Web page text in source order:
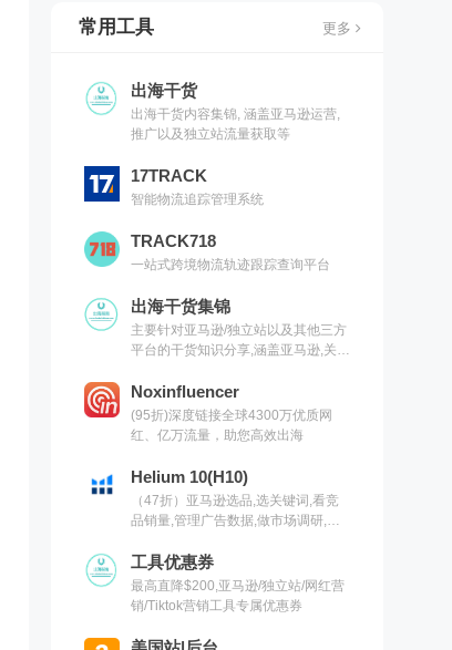
常用工具 更多
出海干货
出海干货内容集锦, 涵盖亚马逊运营,
推广以及独立站流量获取等
17TRACK
智能物流追踪管理系统
TRACK718
一站式跨境物流轨迹跟踪查询平台
出海干货集锦
主要针对亚马逊/独立站以及其他三方
平台的干货知识分享,涵盖亚马逊,关键
具以及出海干货集锦,欢迎关注
Noxinfluencer
(95折)深度链接全球4300万优质网
红、亿万流量，助您高效出海
Helium 10(H10)
（47折）亚马逊选品,选关键词,看竞
品销量,管理广告数据,做市场调研,有
工具优惠券
最高直降$200,亚马逊/独立站/网红营
销/Tiktok营销工具专属优惠券